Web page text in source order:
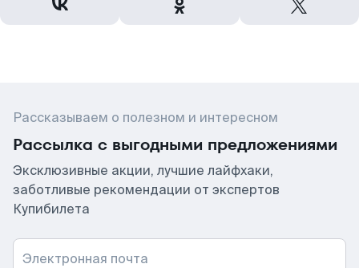
Рассказываем о полезном и интересном
Рассылка с выгодными предложениями
Эксклюзивные акции, лучшие лайфхаки,
заботливые рекомендации от экспертов
Купибилета
Электронная почта